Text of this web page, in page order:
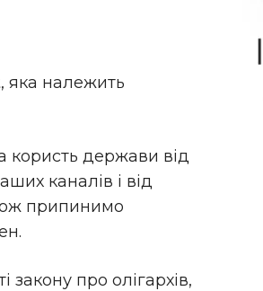
яка належить
користь держави від
каналів і від
припинимо
про олігархів,